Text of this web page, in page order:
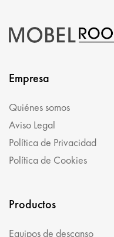
Empresa
Quiénes somos
Aviso Legal
Política de Privacidad
Política de Cookies
Productos
Equipos de descanso